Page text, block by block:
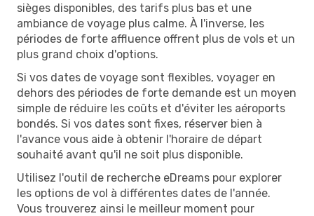
sièges disponibles, des tarifs plus bas et une
ambiance de voyage plus calme. À l'inverse, les
périodes de forte affluence offrent plus de vols et un
plus grand choix d'options.
Si vos dates de voyage sont flexibles, voyager en
dehors des périodes de forte demande est un moyen
simple de réduire les coûts et d'éviter les aéroports
bondés. Si vos dates sont fixes, réserver bien à
l'avance vous aide à obtenir l'horaire de départ
souhaité avant qu'il ne soit plus disponible.
Utilisez l'outil de recherche eDreams pour explorer
les options de vol à différentes dates de l'année.
Vous trouverez ainsi le meilleur moment pour